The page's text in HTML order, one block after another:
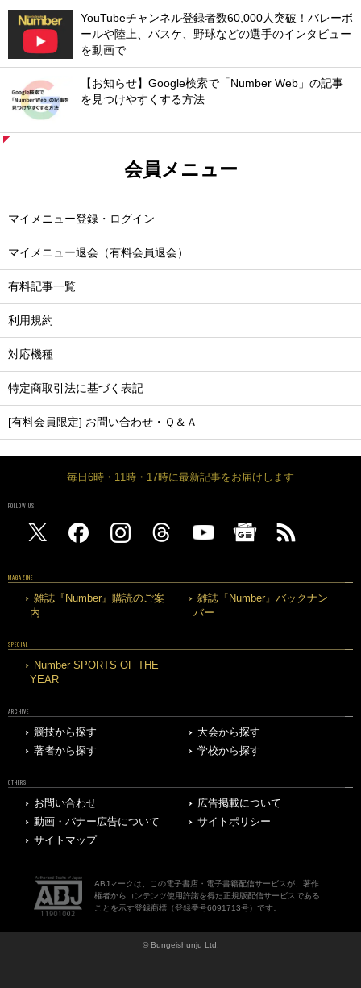
YouTubeチャンネル登録者数60,000人突破！バレーボ
ールや陸上、バスケ、野球などの選手のインタビュー
を動画で
【お知らせ】Google検索で「Number Web」の記事
を見つけやすくする方法
会員メニュー
マイメニュー登録・ログイン
マイメニュー退会（有料会員退会）
有料記事一覧
利用規約
対応機種
特定商取引法に基づく表記
[有料会員限定] お問い合わせ・Ｑ＆Ａ
毎日6時・11時・17時に最新記事をお届けします
FOLLOW US
MAGAZINE
雑誌『Number』購読のご案
内
雑誌『Number』バックナン
バー
SPECIAL
Number SPORTS OF THE
YEAR
ARCHIVE
競技から探す
大会から探す
著者から探す
学校から探す
OTHERS
お問い合わせ
広告掲載について
動画・バナー広告について
サイトポリシー
サイトマップ
ABJマークは、この電子書店・電子書籍配信サービスが、著作
権者からコンテンツ使用許諾を得た正規版配信サービスである
ことを示す登録商標（登録番号6091713号）です。
© Bungeishunju Ltd.